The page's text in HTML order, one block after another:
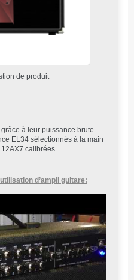
de produit
à leur puissance brute
EL34 sélectionnés à la main
calibrées.
d’ampli guitare: